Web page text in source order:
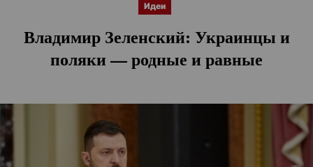
Идеи
Владимир Зеленский: Украинцы и
поляки — родные и равные